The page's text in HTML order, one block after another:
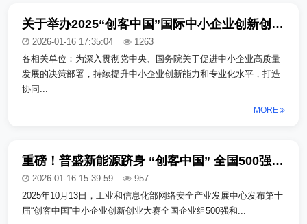
关于举办2025“创客中国”国际中小企业创新创业大赛（境外区域赛）的通知
2026-01-16 17:35:04
1263
各相关单位：为深入贯彻党中央、国务院关于促进中小企业高质量
发展的决策部署，持续提升中小企业创新能力和专业化水平，打造
协同...
MORE
重磅！普盛新能源跻身 “创客中国” 全国500强，为冲击 “专精特新” 添关键砝码
2026-01-16 15:39:59
957
2025年10月13日，工业和信息化部网络安全产业发展中心发布第十
届“创客中国”中小企业创新创业大赛全国企业组500强和...